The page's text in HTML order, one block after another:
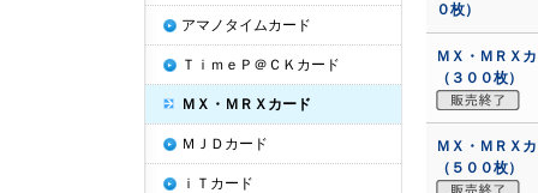
０枚）
ＭＸ・ＭＲＸ
（３００枚）
ＭＸ・ＭＲＸ
（５００枚）
アマノタイムカード
ＴｉｍｅＰ＠ＣＫカード
ＭＸ・ＭＲＸカード
ＭＪＤカード
ｉＴカード